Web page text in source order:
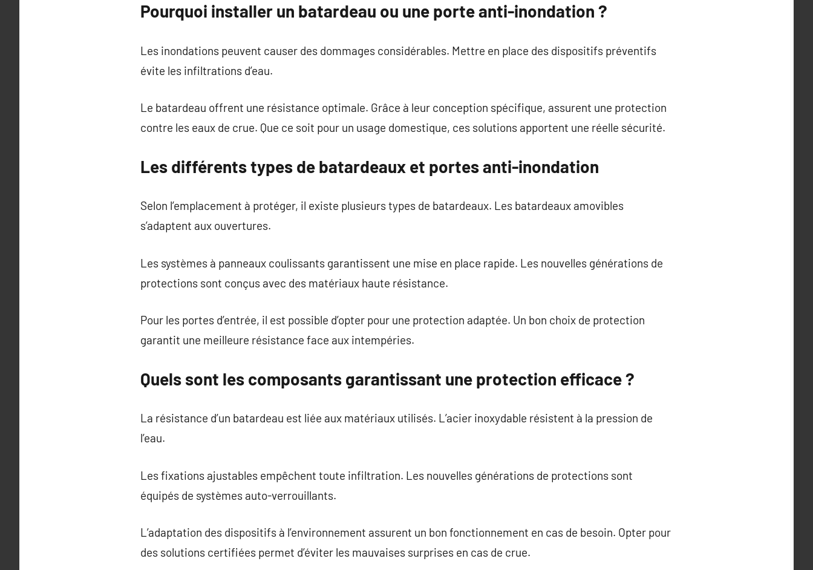
Pourquoi installer un batardeau ou une porte anti-inondation ?
Les inondations peuvent causer des dommages considérables. Mettre en place des dispositifs préventifs
évite les infiltrations d’eau.
Le batardeau offrent une résistance optimale. Grâce à leur conception spécifique, assurent une protection
contre les eaux de crue. Que ce soit pour un usage domestique, ces solutions apportent une réelle sécurité.
Les différents types de batardeaux et portes anti-inondation
Selon l’emplacement à protéger, il existe plusieurs types de batardeaux. Les batardeaux amovibles
s’adaptent aux ouvertures.
Les systèmes à panneaux coulissants garantissent une mise en place rapide. Les nouvelles générations de
protections sont conçus avec des matériaux haute résistance.
Pour les portes d’entrée, il est possible d’opter pour une protection adaptée. Un bon choix de protection
garantit une meilleure résistance face aux intempéries.
Quels sont les composants garantissant une protection efficace ?
La résistance d’un batardeau est liée aux matériaux utilisés. L’acier inoxydable résistent à la pression de
l’eau.
Les fixations ajustables empêchent toute infiltration. Les nouvelles générations de protections sont
équipés de systèmes auto-verrouillants.
L’adaptation des dispositifs à l’environnement assurent un bon fonctionnement en cas de besoin. Opter pour
des solutions certifiées permet d’éviter les mauvaises surprises en cas de crue.